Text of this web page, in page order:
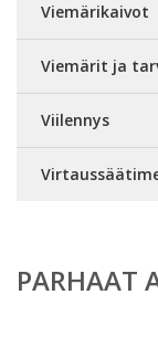
Viemärikaivot
Viemärit ja
Viilennys
PARHAAT